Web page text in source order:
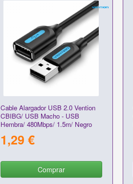
Cable Alargador USB 2.0 Vention
CBIBG/ USB Macho - USB
Hembra/ 480Mbps/ 1.5m/ Negro
1,29 €
Comprar